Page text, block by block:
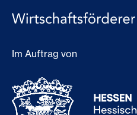
Im Auftrag von